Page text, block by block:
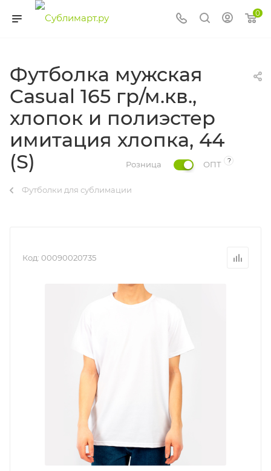
0
Футболка мужская
Casual 165 гр/м.кв.,
хлопок и полиэстер
имитация хлопка, 44
(S)
?
Розница ОПТ
Футболки для сублимации
Код: 00090020735